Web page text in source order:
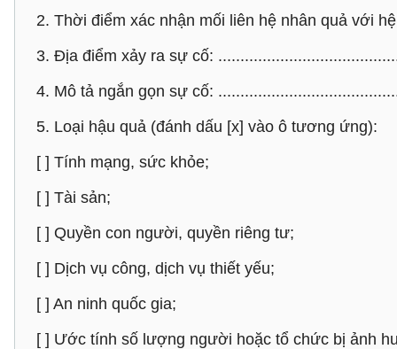
2. Thời điểm xác nhận mối liên hệ nhân quả với
3. Địa điểm xảy ra sự cố:
4. Mô tả ngắn gọn sự cố:
5. Loại hậu quả (đánh dấu [x] vào ô tương ứng):
[ ] Tính mạng, sức khỏe;
[ ] Tài sản;
[ ] Quyền con người, quyền riêng tư;
[ ] Dịch vụ công, dịch vụ thiết yếu;
[ ] An ninh quốc gia;
[ ] Ước tính số lượng người hoặc tổ chức bị ảnh